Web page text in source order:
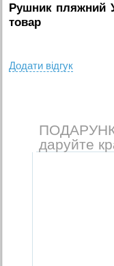
Рушник пляжний
товар
Додати вiдгук
даруйте